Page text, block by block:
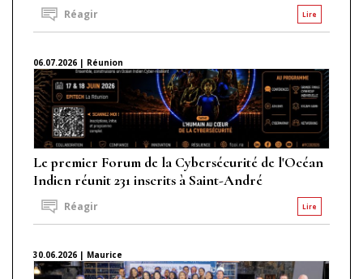
Lire
Réagir
06.07.2026 | Réunion
Le premier Forum de la Cybersécurité de l'Océan
Indien réunit 231 inscrits à Saint-André
Lire
Réagir
30.06.2026 | Maurice